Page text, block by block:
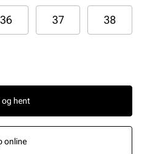
36 37 38
og hent
online